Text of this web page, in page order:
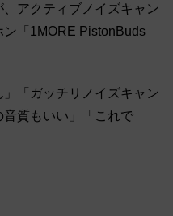
アクティブノイズキャン
「1MORE PistonBuds
「ガッチリノイズキャン
質もいい」「これで